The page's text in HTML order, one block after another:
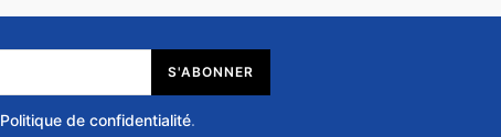
S'ABONNER
Politique de confidentialité.